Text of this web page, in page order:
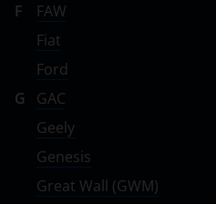
F
FAW
Fiat
Ford
G
GAC
Geely
Genesis
Great Wall (GWM)